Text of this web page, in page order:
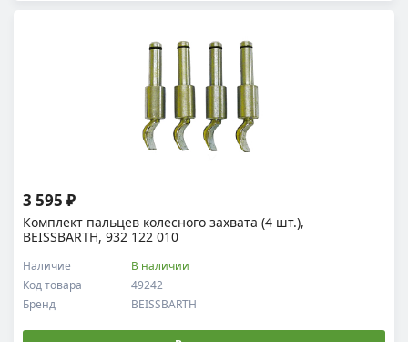
Комплект пальцев колесного захвата (4 шт.),
BEISSBARTH, 932 122 010
Код товара 49242
Наличие В наличии
Бренд BEISSBARTH
3 595 ₽